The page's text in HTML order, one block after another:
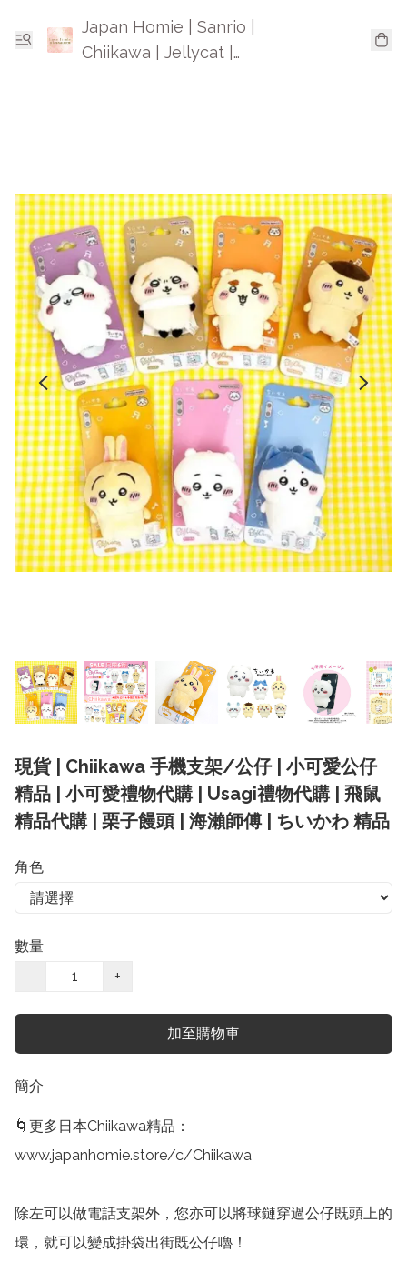
Japan Homie | Sanrio |
Chiikawa | Jellycat |
現貨 | Chiikawa 手機支架/公仔 | 小可愛公仔
精品 | 小可愛禮物代購 | Usagi禮物代購 | 飛鼠
精品代購 | 栗子饅頭 | 海瀨師傅 | ちいかわ 精品
角色
數量
−
+
加至購物車
簡介 −
🌀更多日本Chiikawa精品：
www.japanhomie.store/c/Chiikawa
除左可以做電話支架外，您亦可以將球鏈穿過公仔既頭上的
環，就可以變成掛袋出街既公仔嚕！